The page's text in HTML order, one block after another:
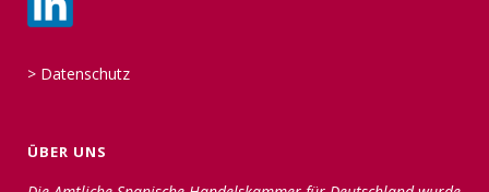
> Datenschutz
ÜBER UNS